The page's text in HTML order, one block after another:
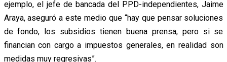
ejemplo, el jefe de bancada del PPD-independientes, Jaime
Araya, aseguró a este medio que “hay que pensar soluciones
de fondo, los subsidios tienen buena prensa, pero si se
financian con cargo a impuestos generales, en realidad son
medidas muy regresivas”.